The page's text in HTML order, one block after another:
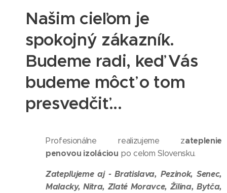
Našim cieľom je
spokojný zákazník.
Budeme radi, keď Vás
budeme môcť o tom
presvedčiť...
Profesionálne realizujeme zateplenie
penovou izoláciou po celom Slovensku.
Zatepľujeme aj - Bratislava, Pezinok, Senec,
Malacky, Nitra, Zlaté Moravce, Žilina, Bytča,